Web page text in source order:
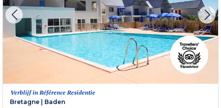
Verblijf in Référence Residentie
Bretagne
Baden